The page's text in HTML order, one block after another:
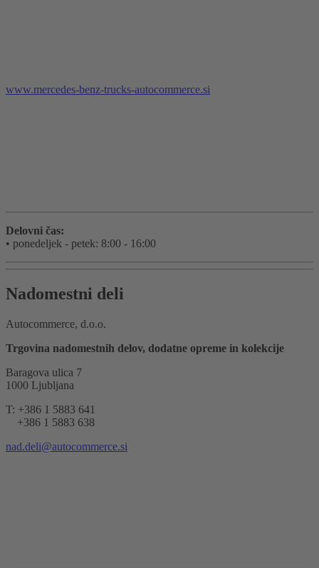
www.mercedes-benz-trucks-autocommerce.si
Delovni čas:
• ponedeljek - petek: 8:00 - 16:00
Nadomestni deli
Autocommerce, d.o.o.
Trgovina nadomestnih delov, dodatne opreme in kolekcije
Baragova ulica 7
1000 Ljubljana
T: +386 1 5883 641
+386 1 5883 638
nad.deli@autocommerce.si